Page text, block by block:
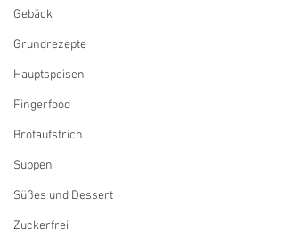
Gebäck
Grundrezepte
Hauptspeisen
Fingerfood
Brotaufstrich
Suppen
Süßes und Dessert
Zuckerfrei